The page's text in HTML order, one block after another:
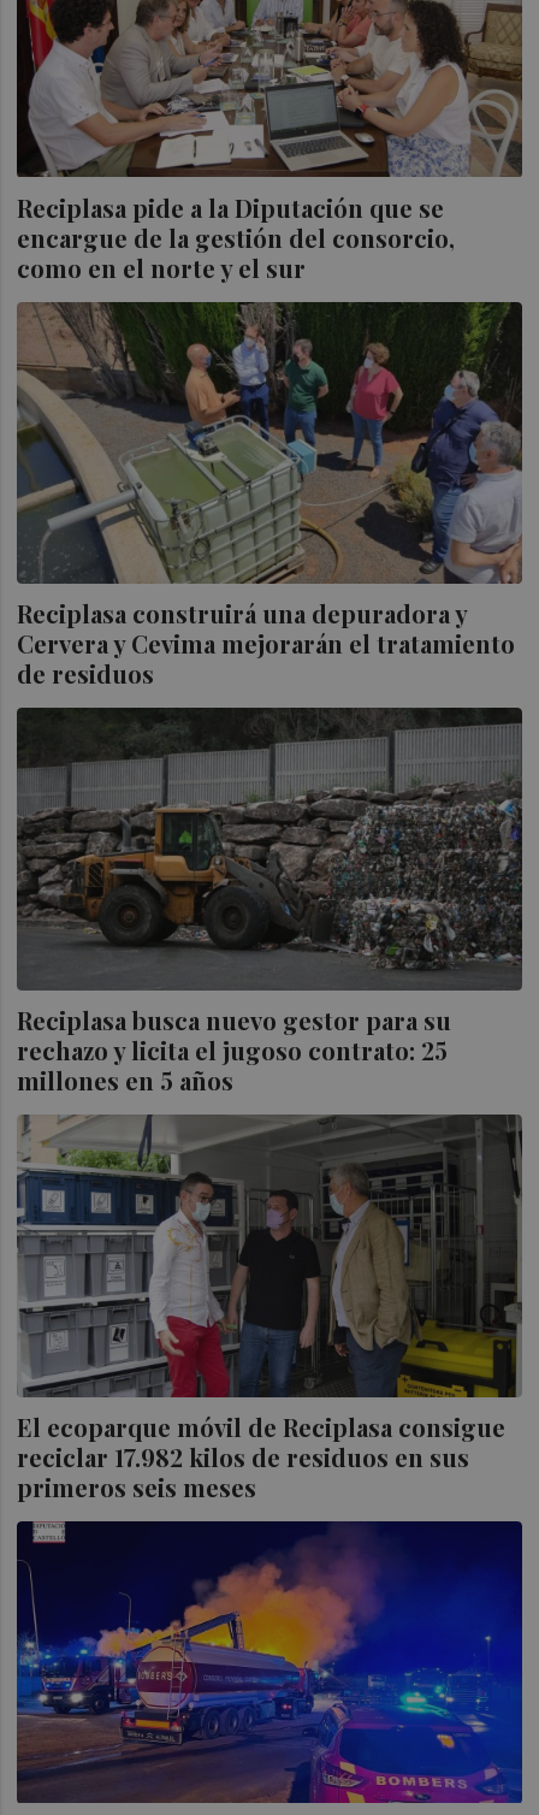
Reciplasa pide a la Diputación que se
encargue de la gestión del consorcio,
como en el norte y el sur
Reciplasa construirá una depuradora y
Cervera y Cevima mejorarán el tratamiento
de residuos
Reciplasa busca nuevo gestor para su
rechazo y licita el jugoso contrato: 25
millones en 5 años
El ecoparque móvil de Reciplasa consigue
reciclar 17.982 kilos de residuos en sus
primeros seis meses